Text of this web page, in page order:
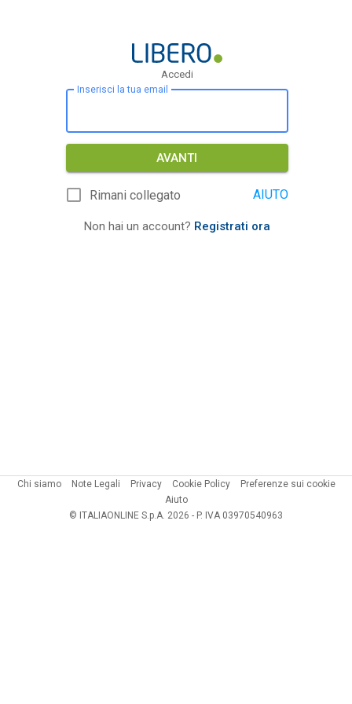
Accedi
Inserisci la tua email
AVANTI
Rimani collegato AIUTO
Non hai un account? Registrati ora
Chi siamo Note Legali Privacy Cookie Policy
Preferenze sui cookie
Aiuto
© ITALIAONLINE S.p.A. 2026 - P. IVA 03970540963